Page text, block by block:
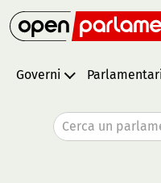
Governi
Cerca un